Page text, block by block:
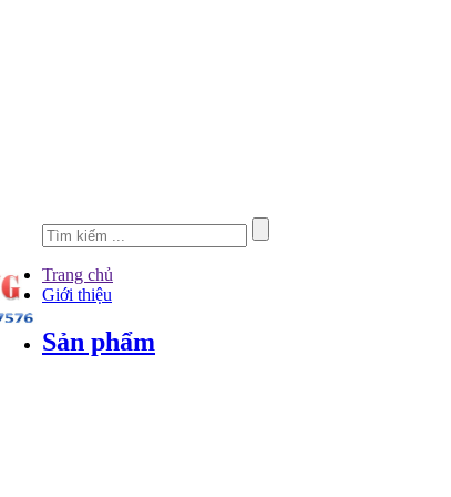
Trang chủ
Giới thiệu
Sản phẩm